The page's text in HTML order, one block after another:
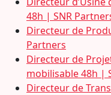
48h | SNR
Directeur de
Partners
Directeur de
mobilisable 48h |
Directeur de